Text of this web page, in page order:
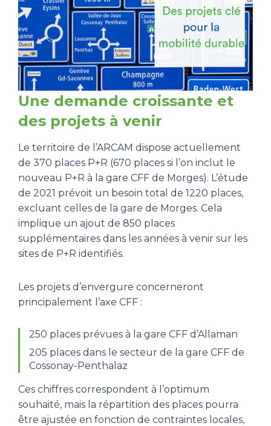
Une demande croissante et
des projets à venir
Le territoire de l’ARCAM dispose actuellement
de 370 places P+R (670 places si l’on inclut le
nouveau P+R à la gare CFF de Morges). L’étude
de 2021 prévoit un besoin total de 1220 places,
excluant celles de la gare de Morges. Cela
implique un ajout de 850 places
supplémentaires dans les années à venir sur les
sites de P+R identifiés.
Les projets d’envergure concerneront
principalement l’axe CFF :
250 places prévues à la gare CFF d’Allaman
205 places dans le secteur de la gare CFF de
Cossonay-Penthalaz
Ces chiffres correspondent à l’optimum
souhaité, mais la répartition des places pourra
être ajustée en fonction de contraintes locales,